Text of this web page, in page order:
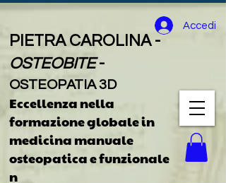
PIETRA CAROLINA -
OSTEOBITE-
OSTEOPATIA 3D
Eccellenza nella
formazione globalein
medicina manuale
osteopatica e funzionale
n
Accedi